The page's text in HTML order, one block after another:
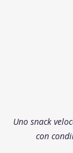
Uno snack
con